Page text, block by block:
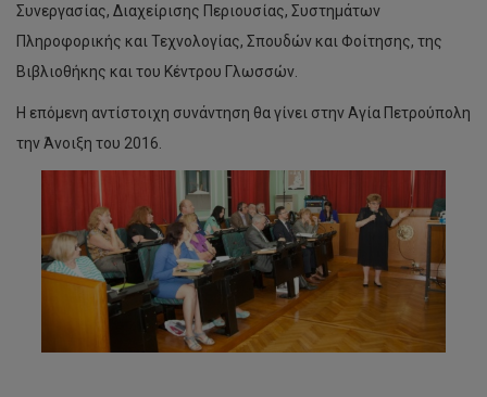
Συνεργασίας, Διαχείρισης Περιουσίας, Συστημάτων
Πληροφορικής και Τεχνολογίας, Σπουδών και Φοίτησης, της
Βιβλιοθήκης και του Κέντρου Γλωσσών.
Η επόμενη αντίστοιχη συνάντηση θα γίνει στην Αγία Πετρούπολη
την Άνοιξη του 2016.